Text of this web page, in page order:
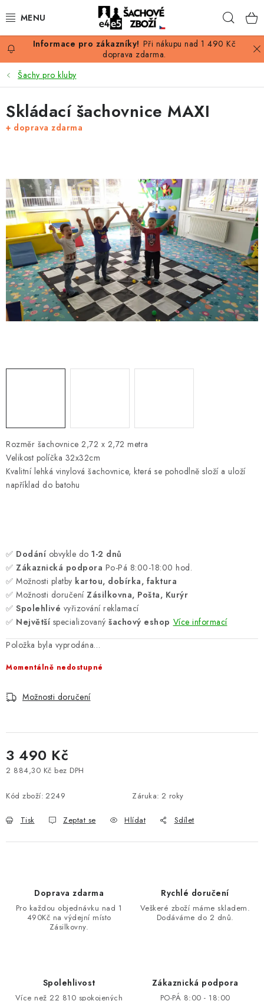
na
AKCE
ŠACHY
ŠACHOVÉ FIGURKY
ŠACHOVÉ KNIHY
ŠACHOVÝ ANTIKVARIÁT
ONLINE ŠACHY
ŠACHOVÝ MERCH
Při nákupu nad 1 490 Kč
doprava zdarma.
Šachy pro kluby
Rozměr šachovnice 2,72 x 2,72 metra
Velikost políčka 32x32cm
Kvalitní lehká vinylová šachovnice, která se pohodlně složí a uloží
například do batohu
✅ Dodání obvykle do 1-2 dnů
✅ Zákaznická podpora Po-Pá 8:00-18:00 hod.
✅ Možnosti platby kartou, dobírka, faktura
✅ Možnosti doručení Zásilkovna, Pošta, Kurýr
✅ Spolehlivé vyřizování reklamací
✅ Největší specializovaný šachový eshop Více informací
Položka byla vyprodána…
Momentálně nedostupné
Možnosti doručení
3 490 Kč
2 884,30 Kč bez DPH
Kód zboží: 2249 Záruka: 2 roky
Tisk Zeptat se Hlídat Sdílet
Skládací šachovnice MAXI
+ doprava zdarma
Doprava zdarma
Pro každou objednávku nad 1
490Kč na výdejní místo
Zásilkovny.
Rychlé doručení
Veškeré zboží máme skladem.
Dodáváme do 2 dnů.
Spolehlivost
Více než 22 810 spokojených
Zákaznická podpora
PO-PÁ 8:00 - 18:00